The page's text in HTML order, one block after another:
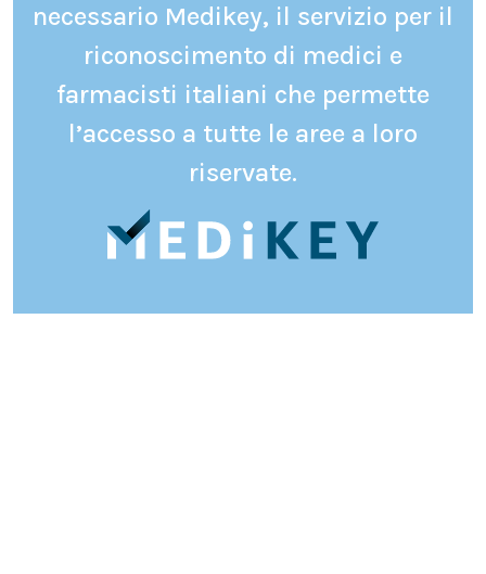
necessario Medikey, il servizio per il
riconoscimento di medici e
farmacisti italiani che permette
l’accesso a tutte le aree a loro
riservate.